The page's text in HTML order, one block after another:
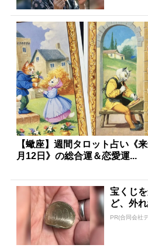
【蠍座】週間タロット占い《
月12日》の総合運＆恋愛運...
宝くじ
ど、外
PR(合同会社